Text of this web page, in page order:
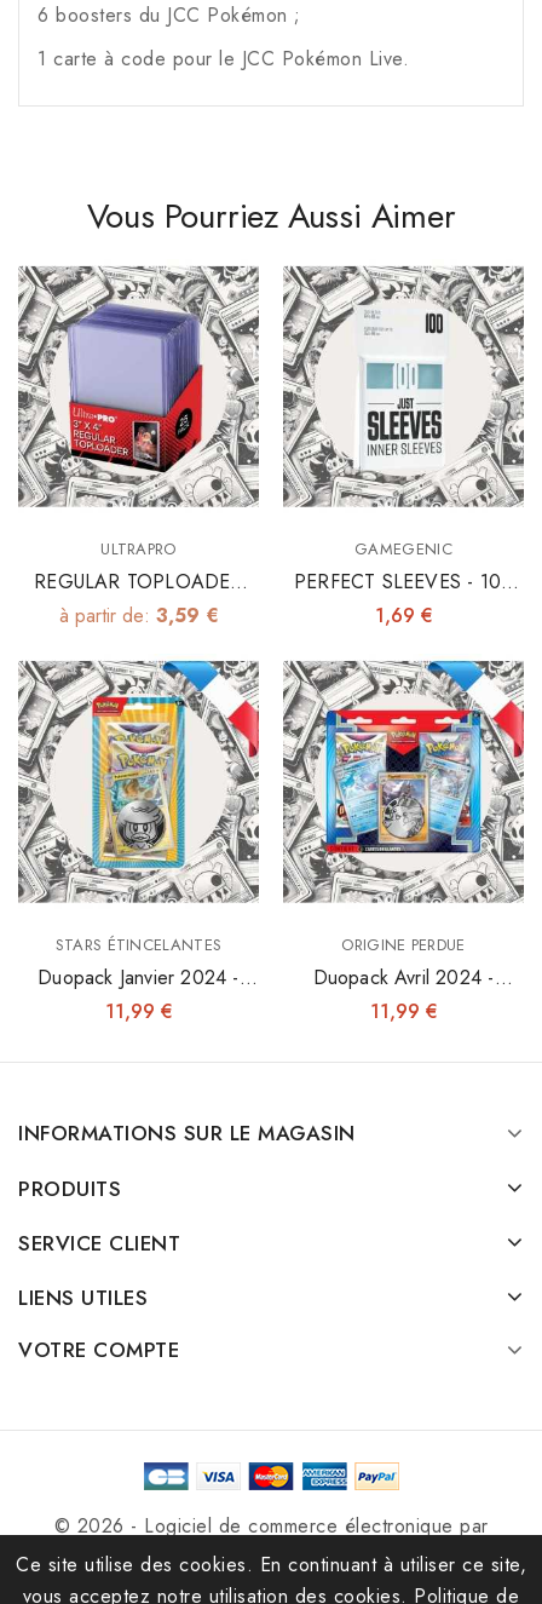
6 boosters du JCC Pokémon ;
1 carte à code pour le JCC Pokémon Live.
Vous Pourriez Aussi Aimer
ULTRAPRO
REGULAR TOPLOADER
3"x4" X25
à partir de: 3,59 €
GAMEGENIC
PERFECT SLEEVES - 100
INNER SLEEVES 64X89
1,69 €
STARS ÉTINCELANTES
Duopack Janvier 2024 -
Stars Etincelantes & Ecarlate
11,99 €
ORIGINE PERDUE
Duopack Avril 2024 -
Origine Perdue & Evolutions
11,99 €
INFORMATIONS SUR LE MAGASIN
PRODUITS
SERVICE CLIENT
LIENS UTILES
VOTRE COMPTE
Ce site utilise des cookies. En continuant à utiliser ce site,
vous acceptez notre utilisation des cookies. Politique de
© 2026 - Logiciel de commerce électronique par
PrestaShop™